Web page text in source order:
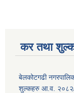
कर तथा
बेलकोटगढी
शुल्कहरु आ.व.